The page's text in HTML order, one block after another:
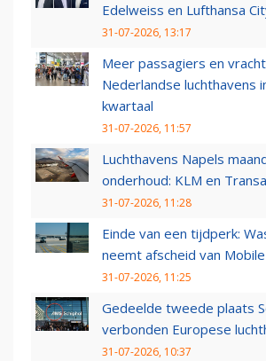
Edelweiss en Lufthansa
31-07-2026, 13:17
Meer passagiers en
Nederlandse luchthavens
kwartaal
31-07-2026, 11:57
Luchthavens Napels
onderhoud: KLM en
31-07-2026, 11:28
Einde van een tijdperk:
neemt afscheid van
31-07-2026, 11:25
Gedeelde tweede plaats
verbonden Europese
31-07-2026, 10:37